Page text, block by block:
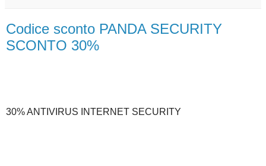
Codice sconto PANDA SECURITY
SCONTO 30%
30% ANTIVIRUS INTERNET SECURITY